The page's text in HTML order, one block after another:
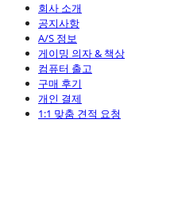
회사 소개
공지사항
A/S 정보
게이밍 의자 & 책상
컴퓨터 출고
구매 후기
개인 결제
1:1 맞춤 견적 요청